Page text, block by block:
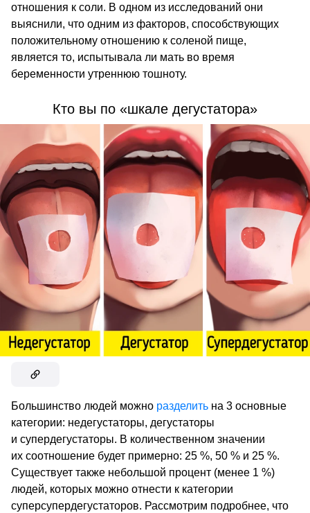
отношения к соли. В одном из исследований они
выяснили, что одним из факторов, способствующих
положительному отношению к соленой пище,
является то, испытывала ли мать во время
беременности утреннюю тошноту.
Кто вы по «шкале дегустатора»
Большинство людей можно разделить на 3 основные
категории: недегустаторы, дегустаторы
и супердегустаторы. В количественном значении
их соотношение будет примерно: 25 %, 50 % и 25 %.
Существует также небольшой процент (менее 1 %)
людей, которых можно отнести к категории
суперсупердегустаторов. Рассмотрим подробнее, что